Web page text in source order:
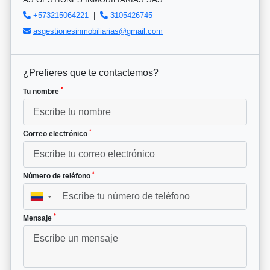
+573215064221
|
3105426745
asgestionesinmobiliarias@gmail.com
¿Prefieres que te contactemos?
Tu nombre *
Correo electrónico *
Número de teléfono *
▼
Mensaje *